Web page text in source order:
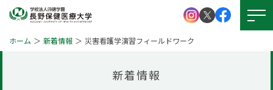
ホーム 新着情報 災害看護学演習フィールドワーク
新着情報